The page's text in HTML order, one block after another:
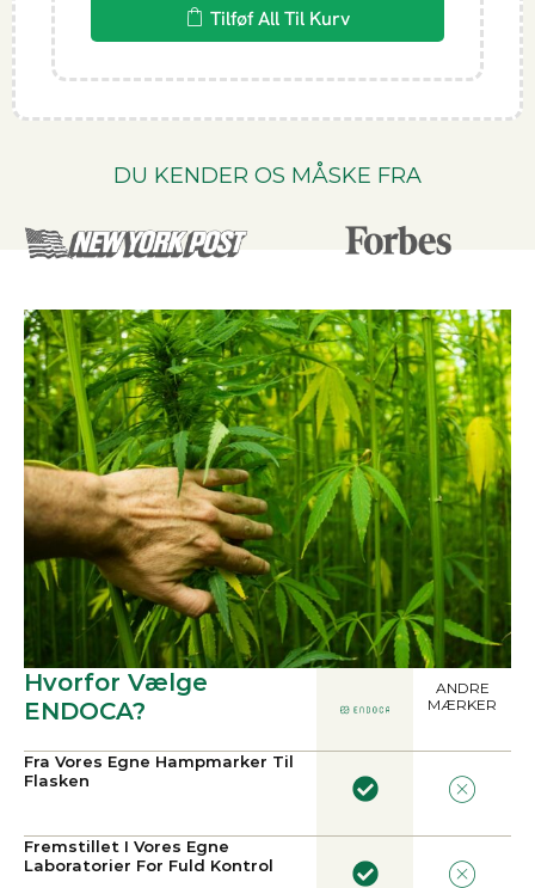
Tilføf All Til Kurv
DU KENDER OS MÅSKE FRA
Hvorfor Vælge
ENDOCA?
ANDRE
MÆRKER
Fra Vores Egne Hampmarker Til
Flasken
Fremstillet I Vores Egne
Laboratorier For Fuld Kontrol